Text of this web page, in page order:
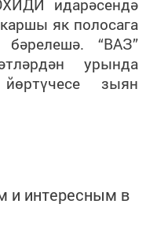
идарәсендә
як полосага
“ВАЗ”
урында
зыян
и интересным в